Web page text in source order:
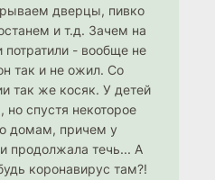
дверцы, пивко
и т.д. Зачем на
потратили - вообще не
так и не ожил. Со
так же косяк. У детей
спустя некоторое
домам, причем у
продолжала течь... А
коронавирус там?!